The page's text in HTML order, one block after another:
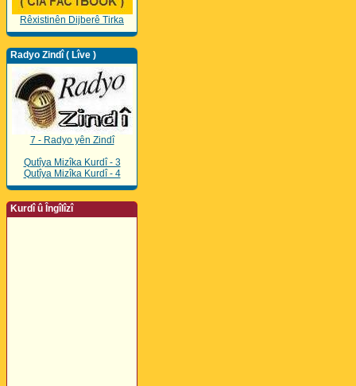
Rêxistinên Dijberê Tirka
Radyo Zindî ( Lîve )
7 - Radyo yên Zindî
Qutîya Mizîka Kurdî - 3
Qutîya Mizîka Kurdî - 4
Kurdî û Îngîlîzî